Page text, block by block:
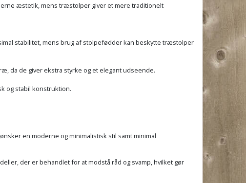
æstetik, mens træstolper giver et mere traditionelt
stabilitet, mens brug af stolpefødder kan beskytte træstolper
da de giver ekstra styrke og et elegant udseende.
og stabil konstruktion.
en moderne og minimalistisk stil samt minimal
der er behandlet for at modstå råd og svamp, hvilket gør